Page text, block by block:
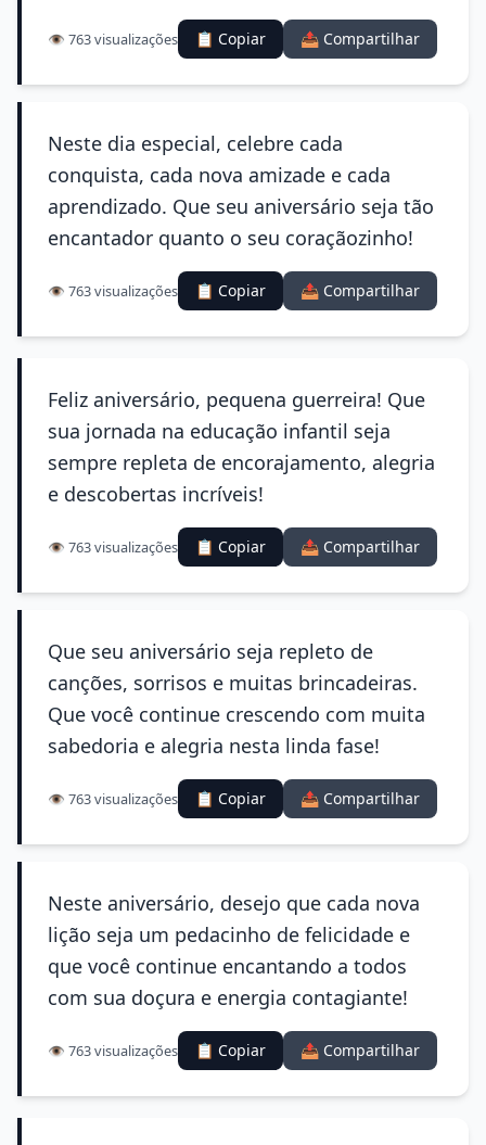
👁️ 763 visualizações 📋 Copiar 📤 Compartilhar
Neste dia especial, celebre cada
conquista, cada nova amizade e cada
aprendizado. Que seu aniversário seja tão
encantador quanto o seu coraçãozinho!
👁️ 763 visualizações 📋 Copiar 📤 Compartilhar
Feliz aniversário, pequena guerreira! Que
sua jornada na educação infantil seja
sempre repleta de encorajamento, alegria
e descobertas incríveis!
👁️ 763 visualizações 📋 Copiar 📤 Compartilhar
Que seu aniversário seja repleto de
canções, sorrisos e muitas brincadeiras.
Que você continue crescendo com muita
sabedoria e alegria nesta linda fase!
👁️ 763 visualizações 📋 Copiar 📤 Compartilhar
Neste aniversário, desejo que cada nova
lição seja um pedacinho de felicidade e
que você continue encantando a todos
com sua doçura e energia contagiante!
👁️ 763 visualizações 📋 Copiar 📤 Compartilhar